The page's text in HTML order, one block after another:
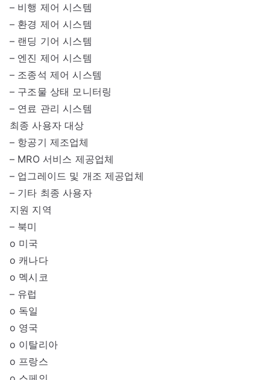
– 비행 제어 시스템
– 환경 제어 시스템
– 랜딩 기어 시스템
– 엔진 제어 시스템
– 조종석 제어 시스템
– 구조물 상태 모니터링
– 연료 관리 시스템
최종 사용자 대상
– 항공기 제조업체
– MRO 서비스 제공업체
– 업그레이드 및 개조 제공업체
– 기타 최종 사용자
지원 지역
– 북미
o 미국
o 캐나다
o 멕시코
– 유럽
o 독일
o 영국
o 이탈리아
o 프랑스